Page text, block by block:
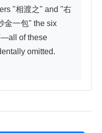
"相渡之" and "右
金一包" the six
of these
omitted.